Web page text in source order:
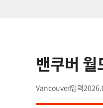
밴쿠버
Vancouver